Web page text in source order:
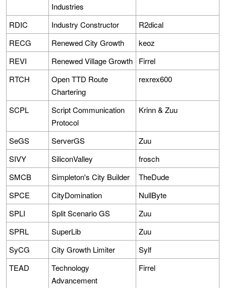
Industries
RDIC Industry Constructor
R2dical
RECG
Renewed City Growth
keoz
REVI
Renewed Village Growth
Firrel
RTCH
Open TTD Route
Chartering
rexrex600
SCPL
Script Communication
Protocol
Krinn & Zuu
SeGS ServerGS
Zuu
SIVY
SiliconValley
frosch
SMCB
Simpleton's City Builder
TheDude
SPCE
CityDomination
NullByte
SPLI
Split Scenario GS
Zuu
SPRL
SuperLib
Zuu
SyCG
City Growth Limiter
Sylf
TEAD
Technology
Advancement
Firrel